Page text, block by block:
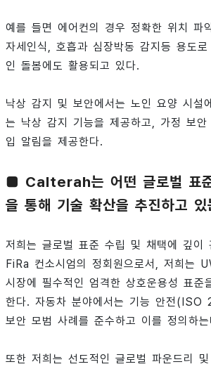
예를 들면 에어컨의 경우 정확한 위치 파
자세인식, 호흡과 심장박동 감지등 용도
인 돌봄에도 활용되고 있다.
낙상 감지 및 보안에서는 노인 요양 시설
는 낙상 감지 기능을 제공하고, 가정 보안
입 알림을 제공한다.
■ Calterah는 어떤 글로벌 표
을 통해 기술 확산을 추진하고 있
저희는 글로벌 표준 수립 및 채택에 깊이
FiRa 컨소시엄의 정회원으로서, 저희는
시장에 필수적인 엄격한 상호운용성 표준
한다. 자동차 분야에서는 기능 안전(ISO
보안 모범 사례를 준수하고 이를 정의하
또한 저희는 선도적인 글로벌 파운드리